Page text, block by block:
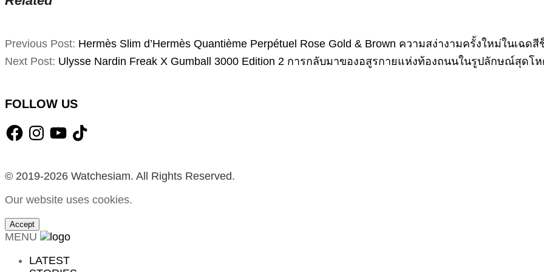
2026-
22
Previous Post: Hermès Slim d’Hermès Quantième Perpétuel Rose Gold & Brown ความสง่างามครั้งใหม่ในเฉด
Next Post: Ulysse Nardin Freak X Gumball 3000 Edition 2 การกลับมาของอสูรกายแห่งท้องถนนในรูปลักษณ์สุดโ
FOLLOW US
FacebookInstagramYouTube
TikTok
© 2019-2026 Watchesiam. All Rights Reserved.
Our website uses cookies.
Accept
MENU
LATEST